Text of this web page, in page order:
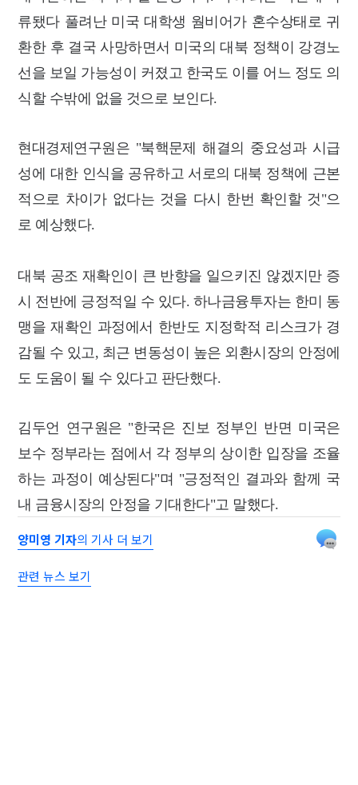
류됐다 풀려난 미국 대학생 웜비어가 혼수상태로 귀
환한 후 결국 사망하면서 미국의 대북 정책이 강경노
선을 보일 가능성이 커졌고 한국도 이를 어느 정도 의
식할 수밖에 없을 것으로 보인다.
현대경제연구원은 "북핵문제 해결의 중요성과 시급
성에 대한 인식을 공유하고 서로의 대북 정책에 근본
적으로 차이가 없다는 것을 다시 한번 확인할 것"으
로 예상했다.
대북 공조 재확인이 큰 반향을 일으키진 않겠지만 증
시 전반에 긍정적일 수 있다. 하나금융투자는 한미 동
맹을 재확인 과정에서 한반도 지정학적 리스크가 경
감될 수 있고, 최근 변동성이 높은 외환시장의 안정에
도 도움이 될 수 있다고 판단했다.
김두언 연구원은 "한국은 진보 정부인 반면 미국은
보수 정부라는 점에서 각 정부의 상이한 입장을 조율
하는 과정이 예상된다"며 "긍정적인 결과와 함께 국
내 금융시장의 안정을 기대한다"고 말했다.
양미영 기자의 기사 더 보기
관련 뉴스 보기